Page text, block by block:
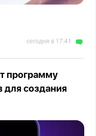
сегодня в 17:41
программу
для создания